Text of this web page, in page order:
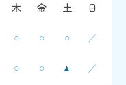
木 金 土 日
○ ○ ○ ／
○ ○ ▲ ／